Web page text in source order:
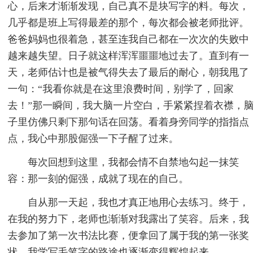
心，后来才渐渐发现，自己真不是块写字的料。每次，
几乎都是班上写得最差的那个，每次都会被老师批评。
爸爸妈妈也很着急，甚至连我自己都在一次次的失败中
越来越失望。日子就这样浑浑噩噩地过去了。直到有一
天，老师估计也是被气得失去了最后的耐心，朝我甩了
一句：“我看你就是在这里浪费时间，别学了，回家
去！”那一瞬间，我大脑一片空白，手紧紧捏着衣襟，脑
子里仿佛只剩下那句话在回荡。看着身旁同学的指指点
点，我心中那股倔强一下子醒了过来。
每次回想到这里，我都会情不自禁地勾起一抹笑
容：那一刻的倔强，成就了现在的自己。
自从那一天起，我也才真正地用心去练习。终于，
在我的努力下，老师也渐渐对我露出了笑容。后来，我
去参加了第一次书法比赛，便拿回了属于我的第一张奖